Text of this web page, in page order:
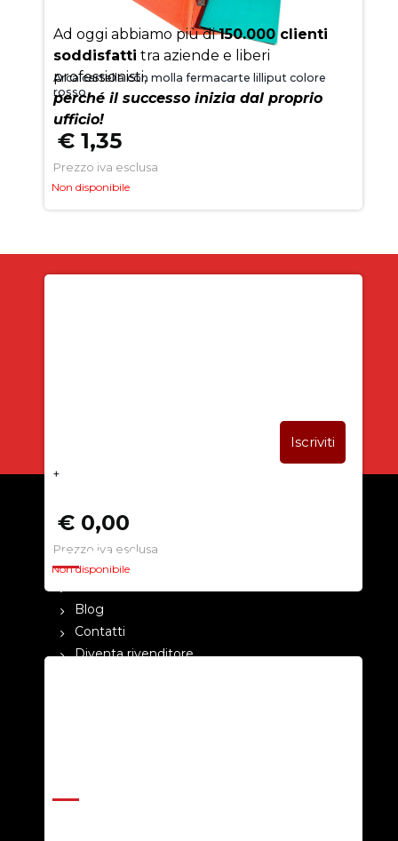
Arca cartella con molla fermacarte lilliput colore
rosso
€ 1,35
Prezzo iva esclusa
Non disponibile
+
€ 0,00
Prezzo iva esclusa
Non disponibile
Ad oggi abbiamo più di150.000 clienti
soddisfatti tra aziende e liberi
professionisti,
perché il successo inizia dal proprio
ufficio!
CHI SIAMO
Blog
Contatti
Diventa rivenditore